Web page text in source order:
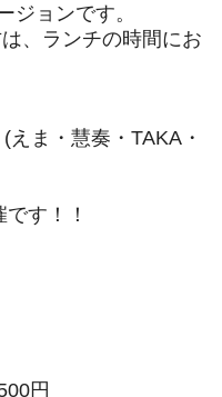
ジョンです。
、 ランチの時間にお
ま・慧奏・TAKA・
す！！
円